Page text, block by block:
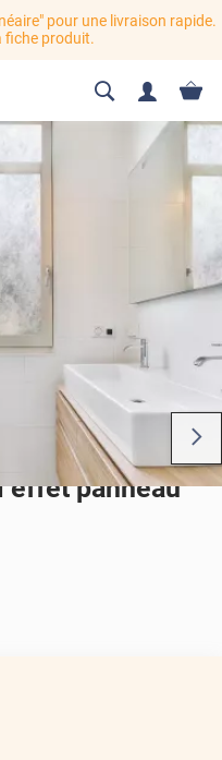
pour une livraison rapide.
fiche produit.
panneau